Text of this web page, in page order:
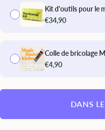
Kit d'outils pour le
€34,90
Colle de bricolage
€4,90
DANS